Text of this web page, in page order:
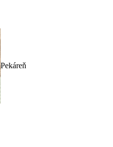
Pekáreň